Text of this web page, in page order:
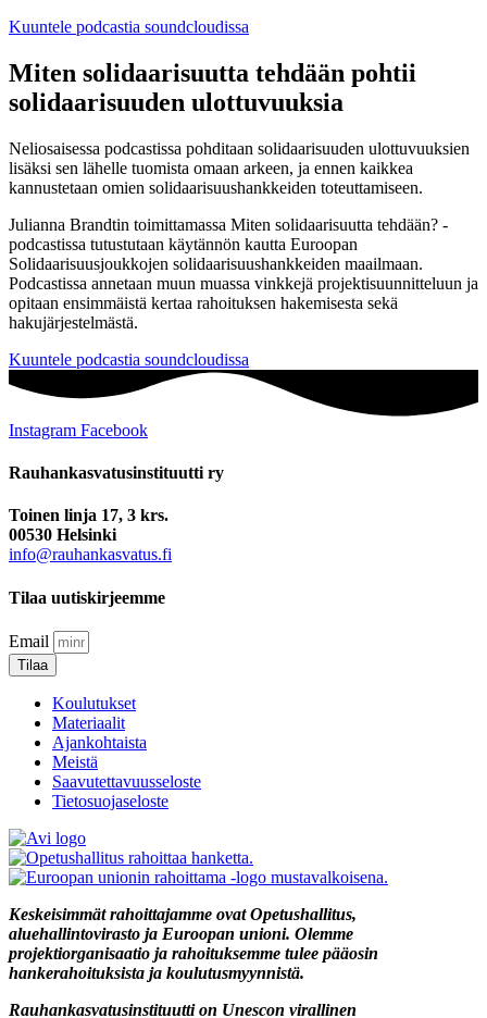
Kuuntele podcastia soundcloudissa
Miten solidaarisuutta tehdään pohtii
solidaarisuuden ulottuvuuksia
Neliosaisessa podcastissa pohditaan solidaarisuuden ulottuvuuksien
lisäksi sen lähelle tuomista omaan arkeen, ja ennen kaikkea
kannustetaan omien solidaarisuushankkeiden toteuttamiseen.
Julianna Brandtin toimittamassa Miten solidaarisuutta tehdään? -
podcastissa tutustutaan käytännön kautta Euroopan
Solidaarisuusjoukkojen solidaarisuushankkeiden maailmaan.
Podcastissa annetaan muun muassa vinkkejä projektisuunnitteluun ja
opitaan ensimmäistä kertaa rahoituksen hakemisesta sekä
hakujärjestelmästä.
Kuuntele podcastia soundcloudissa
Instagram Facebook
Rauhankasvatus­instituutti ry
Toinen linja 17, 3 krs.
00530 Helsinki
info@rauhankasvatus.fi
Tilaa uutiskirjeemme
Email
Tilaa
Koulutukset
Materiaalit
Ajankohtaista
Meistä
Saavutettavuusseloste
Tietosuojaseloste
Keskeisimmät rahoittajamme ovat Opetushallitus,
aluehallintovirasto ja Euroopan unioni. Olemme
projektiorganisaatio ja rahoituksemme tulee pääosin
hankerahoituksista ja koulutusmyynnistä.
Rauhankasvatusinstituutti on Unescon virallinen